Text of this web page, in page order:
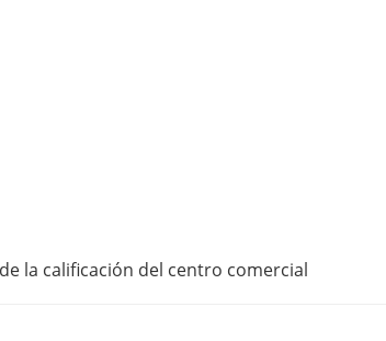
la calificación del centro comercial